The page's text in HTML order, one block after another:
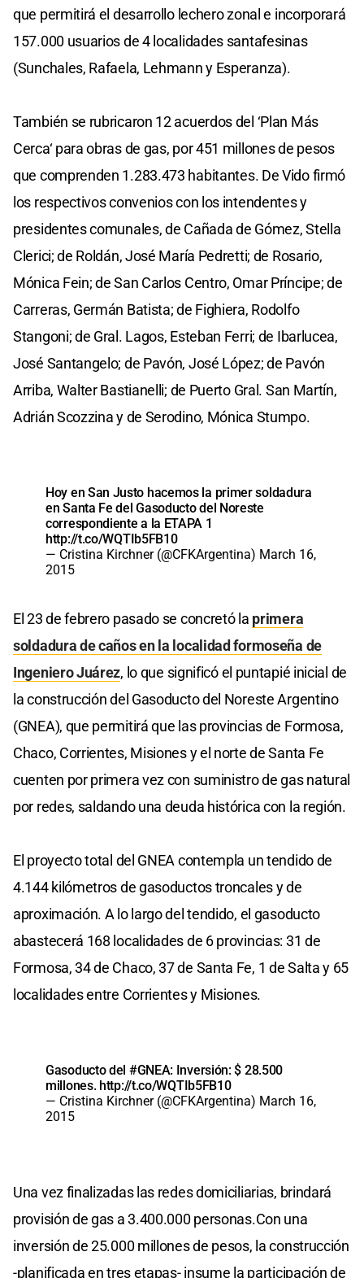
que permitirá el desarrollo lechero zonal e incorporará
157.000 usuarios de 4 localidades santafesinas
(Sunchales, Rafaela, Lehmann y Esperanza).
También se rubricaron 12 acuerdos del ‘Plan Más
Cerca‘ para obras de gas, por 451 millones de pesos
que comprenden 1.283.473 habitantes. De Vido firmó
los respectivos convenios con los intendentes y
presidentes comunales, de Cañada de Gómez, Stella
Clerici; de Roldán, José María Pedretti; de Rosario,
Mónica Fein; de San Carlos Centro, Omar Príncipe; de
Carreras, Germán Batista; de Fighiera, Rodolfo
Stangoni; de Gral. Lagos, Esteban Ferri; de Ibarlucea,
José Santangelo; de Pavón, José López; de Pavón
Arriba, Walter Bastianelli; de Puerto Gral. San Martín,
Adrián Scozzina y de Serodino, Mónica Stumpo.
Hoy en San Justo hacemos la primer soldadura
en Santa Fe del Gasoducto del Noreste
correspondiente a la ETAPA 1
http://t.co/WQTIb5FB10
— Cristina Kirchner (@CFKArgentina) March 16,
2015
El 23 de febrero pasado se concretó la primera
soldadura de caños en la localidad formoseña de
Ingeniero Juárez, lo que significó el puntapié inicial de
la construcción del Gasoducto del Noreste Argentino
(GNEA), que permitirá que las provincias de Formosa,
Chaco, Corrientes, Misiones y el norte de Santa Fe
cuenten por primera vez con suministro de gas natural
por redes, saldando una deuda histórica con la región.
El proyecto total del GNEA contempla un tendido de
4.144 kilómetros de gasoductos troncales y de
aproximación. A lo largo del tendido, el gasoducto
abastecerá 168 localidades de 6 provincias: 31 de
Formosa, 34 de Chaco, 37 de Santa Fe, 1 de Salta y 65
localidades entre Corrientes y Misiones.
Gasoducto del #GNEA: Inversión: $ 28.500
millones. http://t.co/WQTIb5FB10
— Cristina Kirchner (@CFKArgentina) March 16,
2015
Una vez finalizadas las redes domiciliarias, brindará
provisión de gas a 3.400.000 personas.Con una
inversión de 25.000 millones de pesos, la construcción
-planificada en tres etapas- insume la participación de